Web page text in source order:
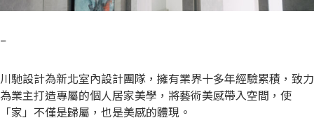
–
川馳設計為新北室內設計團隊，擁有業界十多年經驗累積，致力
為業主打造專屬的個人居家美學，將藝術美感帶入空間，使
「家」不僅是歸屬，也是美感的體現。